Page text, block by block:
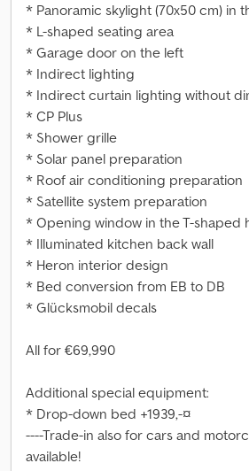
* Panoramic skylight (70x50 cm) in
* L-shaped seating area
* Garage door on the left
* Indirect lighting
* Indirect curtain lighting without
* CP Plus
* Shower grille
* Solar panel preparation
* Roof air conditioning preparation
* Satellite system preparation
* Opening window in the T-shaped
* Illuminated kitchen back wall
* Heron interior design
* Bed conversion from EB to DB
* Glücksmobil decals
All for €69,990
Additional special equipment:
* Drop-down bed +1939,-¤
----Trade-in also for cars and
available!